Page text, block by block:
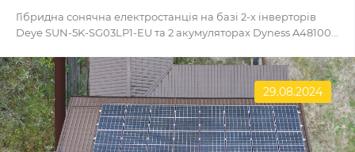
Гібридна сонячна електростанція на базі 2-х інверторів
Deye SUN-5K-SG03LP1-EU та 2 акумуляторах Dyness A48100...
29.08.2024